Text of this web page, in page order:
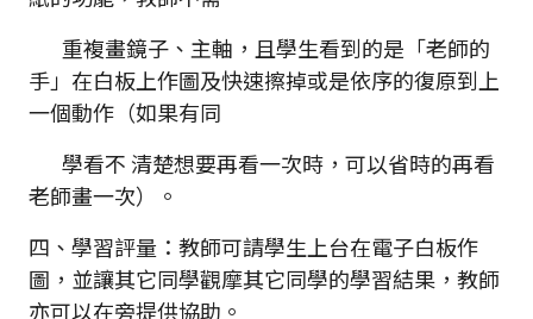
重複畫鏡子、主軸，且學生看到的是「老師的
手」在白板上作圖及快速擦掉或是依序的復原到上
一個動作（如果有同
學看不 清楚想要再看一次時，可以省時的再看
老師畫一次）。
四、學習評量：教師可請學生上台在電子白板作
圖，並讓其它同學觀摩其它同學的學習結果，教師
亦可以在旁提供協助。